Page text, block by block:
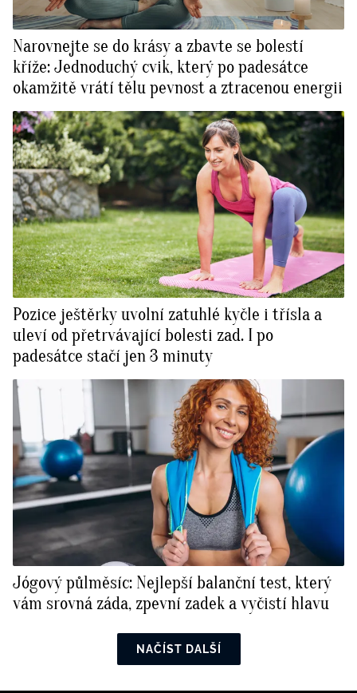
Narovnejte se do krásy a zbavte se bolestí
kříže: Jednoduchý cvik, který po padesátce
okamžitě vrátí tělu pevnost a ztracenou energii
Pozice ještěrky uvolní zatuhlé kyčle i třísla a
uleví od přetrvávající bolesti zad. I po
padesátce stačí jen 3 minuty
Jógový půlměsíc: Nejlepší balanční test, který
vám srovná záda, zpevní zadek a vyčistí hlavu
NAČÍST DALŠÍ